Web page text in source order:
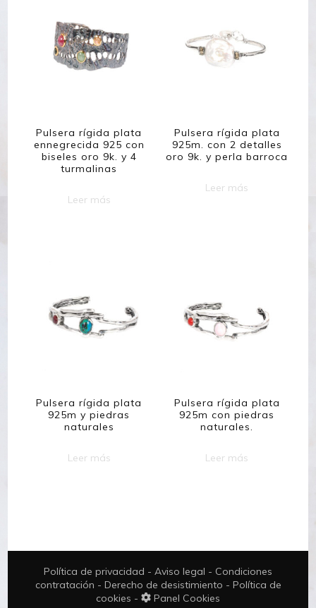
Pulsera rígida plata
ennegrecida 925 con
biseles oro 9k. y 4
turmalinas
Leer más
Pulsera rígida plata
925m. con 2 detalles
oro 9k. y perla barroca
Leer más
Pulsera rígida plata
925m y piedras
naturales
Leer más
Pulsera rígida plata
925m con piedras
naturales.
Leer más
Política de privacidad - Aviso legal - Condiciones
contratación - Derecho de desistimiento - Política de
cookies - Panel Cookies